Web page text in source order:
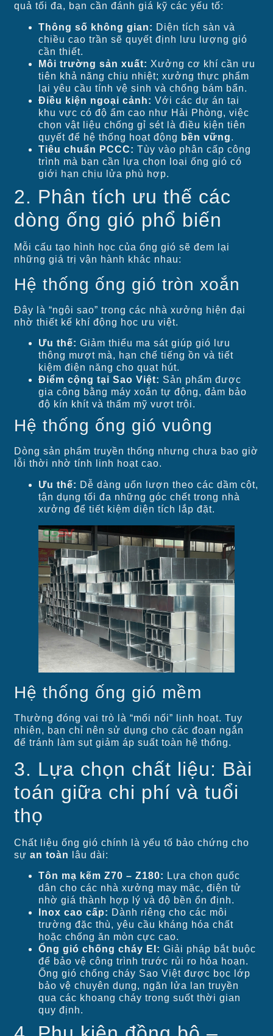
quả tối đa, bạn cần đánh giá kỹ các yếu tố:
Thông số không gian: Diện tích sàn và
chiều cao trần sẽ quyết định lưu lượng gió
cần thiết.
Môi trường sản xuất: Xưởng cơ khí cần ưu
tiên khả năng chịu nhiệt; xưởng thực phẩm
lại yêu cầu tính vệ sinh và chống bám bẩn.
Điều kiện ngoại cảnh: Với các dự án tại
khu vực có độ ẩm cao như Hải Phòng, việc
chọn vật liệu chống gỉ sét là điều kiện tiên
quyết để hệ thống hoạt động bền vững.
Tiêu chuẩn PCCC: Tùy vào phân cấp công
trình mà bạn cần lựa chọn loại ống gió có
giới hạn chịu lửa phù hợp.
2. Phân tích ưu thế các
dòng ống gió phổ biến
Mỗi cấu tạo hình học của ống gió sẽ đem lại
những giá trị vận hành khác nhau:
Hệ thống ống gió tròn xoắn
Đây là “ngôi sao” trong các nhà xưởng hiện đại
nhờ thiết kế khí động học ưu việt.
Ưu thế: Giảm thiểu ma sát giúp gió lưu
thông mượt mà, hạn chế tiếng ồn và tiết
kiệm điện năng cho quạt hút.
Điểm cộng tại Sao Việt: Sản phẩm được
gia công bằng máy xoắn tự động, đảm bảo
độ kín khít và thẩm mỹ vượt trội.
Hệ thống ống gió vuông
Dòng sản phẩm truyền thống nhưng chưa bao giờ
lỗi thời nhờ tính linh hoạt cao.
Ưu thế: Dễ dàng uốn lượn theo các dầm cột,
tận dụng tối đa những góc chết trong nhà
xưởng để tiết kiệm diện tích lắp đặt.
Hệ thống ống gió mềm
Thường đóng vai trò là “mối nối” linh hoạt. Tuy
nhiên, bạn chỉ nên sử dụng cho các đoạn ngắn
để tránh làm sụt giảm áp suất toàn hệ thống.
3. Lựa chọn chất liệu: Bài
toán giữa chi phí và tuổi
thọ
Chất liệu ống gió chính là yếu tố bảo chứng cho
sựan toàn lâu dài:
Tôn mạ kẽm Z70 – Z180: Lựa chọn quốc
dân cho các nhà xưởng may mặc, điện tử
nhờ giá thành hợp lý và độ bền ổn định.
Inox cao cấp: Dành riêng cho các môi
trường đặc thù, yêu cầu kháng hóa chất
hoặc chống ăn mòn cực cao.
Ống gió chống cháy EI: Giải pháp bắt buộc
để bảo vệ công trình trước rủi ro hỏa hoạn.
Ống gió chống cháy Sao Việt được bọc lớp
bảo vệ chuyên dụng, ngăn lửa lan truyền
qua các khoang cháy trong suốt thời gian
quy định.